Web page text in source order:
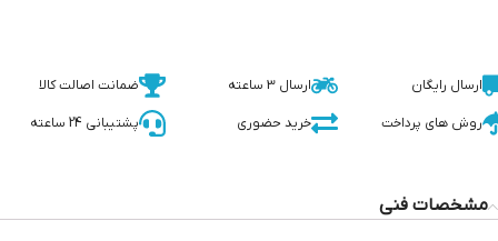
ارسال رایگان ارسال 3 ساعته ضمانت اصالت کالا
روش های پرداخت خرید حضوری پشتیبانی 24 ساعته
مشخصات فنی